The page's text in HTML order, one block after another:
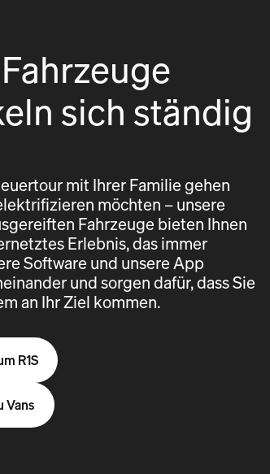
sich ständig
mit Ihrer Familie gehen
möchten – unsere
Fahrzeuge bieten Ihnen
Erlebnis, das immer
Software und unsere App
und sorgen dafür, dass Sie
an Ihr Ziel kommen.
R1S
Vans